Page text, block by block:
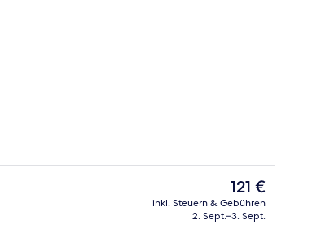
gegen Gebühr Zimmersafe, Schreibtisch,
Der
aktuelle
Preis
121 €
inkl. Steuern & Gebühren
2. Sept.–3. Sept.